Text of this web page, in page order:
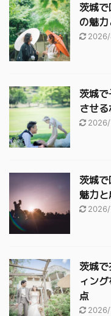
茨城
の魅
茨城
させ
茨城で
魅力
2026/
茨城
ィン
点
2026/